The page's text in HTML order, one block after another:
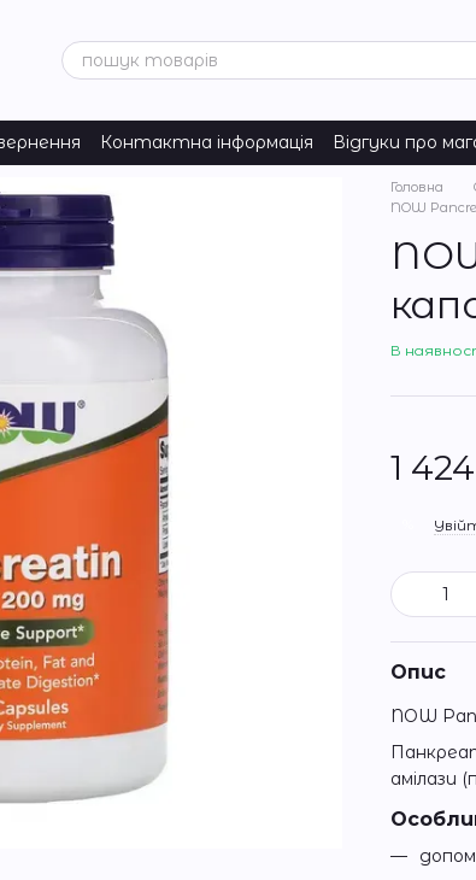
Контактна інформація Відгуки про
Головна
NOW
В
1
Опис
NOW
амілази